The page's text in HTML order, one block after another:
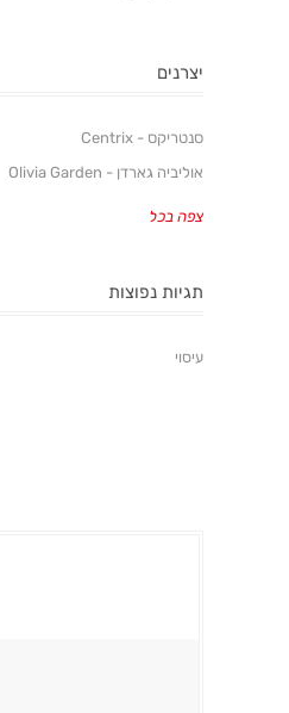
יצרנים
סנטריקס - Centrix
אוליביה גארדן - Olivia Garden
צפה בכל
תגיות נפוצות
עיסוי